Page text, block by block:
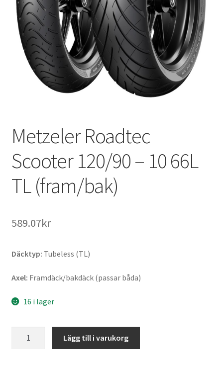
Metzeler Roadtec
Scooter 120/90 – 10 66L
TL (fram/bak)
589.07kr
Däcktyp: Tubeless (TL)
Axel: Framdäck/bakdäck (passar båda)
16 i lager
Lägg till i varukorg